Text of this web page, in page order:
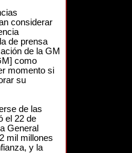
considerar
de prensa
de la GM
como
momento si
su
de las
el 22 de
General
mil millones
y la